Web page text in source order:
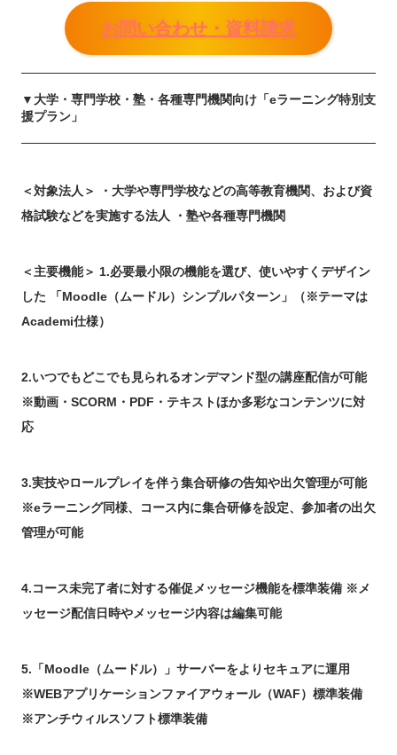
お問い合わせ・資料請求
▼大学・専門学校・塾・各種専門機関向け「eラーニング特別支
援プラン」
＜対象法人＞ ・大学や専門学校などの高等教育機関、および資
格試験などを実施する法人 ・塾や各種専門機関
＜主要機能＞ 1.必要最小限の機能を選び、使いやすくデザイン
した 「Moodle（ムードル）シンプルパターン」（※テーマは
Academi仕様）
2.いつでもどこでも見られるオンデマンド型の講座配信が可能
※動画・SCORM・PDF・テキストほか多彩なコンテンツに対
応
3.実技やロールプレイを伴う集合研修の告知や出欠管理が可能
※eラーニング同様、コース内に集合研修を設定、参加者の出欠
管理が可能
4.コース未完了者に対する催促メッセージ機能を標準装備 ※メ
ッセージ配信日時やメッセージ内容は編集可能
5.「Moodle（ムードル）」サーバーをよりセキュアに運用
※WEBアプリケーションファイアウォール（WAF）標準装備
※アンチウィルスソフト標準装備